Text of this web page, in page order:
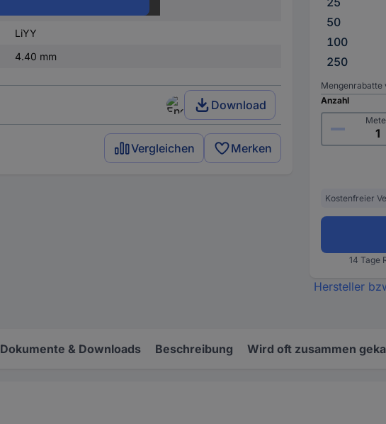
LiYY
4.40 mm
Download
Vergleichen Merken
50
100
250
Mengenrabatte
Anzahl
Kostenfreier
14 Tage
Hersteller
Dokumente & Downloads Beschreibung Wird oft zusammen